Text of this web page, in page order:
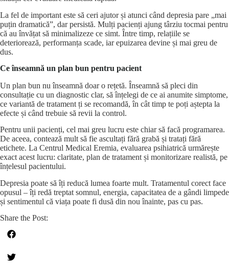
La fel de important este să ceri ajutor și atunci când depresia pare „mai
puțin dramatică”, dar persistă. Mulți pacienți ajung târziu tocmai pentru
că au învățat să minimalizeze ce simt. Între timp, relațiile se
deteriorează, performanța scade, iar epuizarea devine și mai greu de
dus.
Ce înseamnă un plan bun pentru pacient
Un plan bun nu înseamnă doar o rețetă. Înseamnă să pleci din
consultație cu un diagnostic clar, să înțelegi de ce ai anumite simptome,
ce variantă de tratament ți se recomandă, în cât timp te poți aștepta la
efecte și când trebuie să revii la control.
Pentru unii pacienți, cel mai greu lucru este chiar să facă programarea.
De aceea, contează mult să fie ascultați fără grabă și tratați fără
etichete. La Centrul Medical Eremia, evaluarea psihiatrică urmărește
exact acest lucru: claritate, plan de tratament și monitorizare realistă, pe
înțelesul pacientului.
Depresia poate să îți reducă lumea foarte mult. Tratamentul corect face
opusul – îți redă treptat somnul, energia, capacitatea de a gândi limpede
și sentimentul că viața poate fi dusă din nou înainte, pas cu pas.
Share the Post: